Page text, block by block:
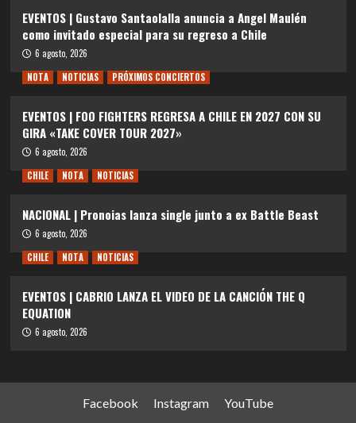
EVENTOS | Gustavo Santaolalla anuncia a Angel Maulén
como invitado especial para su regreso a Chile
6 agosto, 2026
NOTA
NOTICIAS PRÓXIMOS CONCIERTOS
EVENTOS | FOO FIGHTERS REGRESA A CHILE EN 2027 CON SU
GIRA «TAKE COVER TOUR 2027»
6 agosto, 2026
CHILE
NOTA NOTICIAS
NACIONAL | Pronoias lanza single junto a ex Battle Beast
6 agosto, 2026
CHILE
NOTA NOTICIAS
EVENTOS | CABRIO LANZA EL VIDEO DE LA CANCIÓN THE Q
EQUATION
6 agosto, 2026
Facebook Instagram YouTube